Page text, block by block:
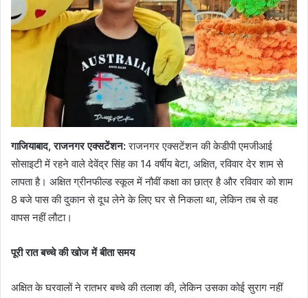
गाजियाबाद, राजनगर एक्सटेंशन:राजनगर एक्सटेंशन की केडीपी एमजीआई
सोसाइटी में रहने वाले देवेंद्र सिंह का 14 वर्षीय बेटा, अक्षित, रविवार देर शाम से
लापता है। अक्षित ग्रीनफील्ड स्कूल में नौवीं कक्षा का छात्र है और रविवार को शाम
8 बजे पास की दुकान से दूध लेने के लिए घर से निकला था, लेकिन तब से वह
वापस नहीं लौटा।
पूरी रात बच्चे की खोज में बीता समय
अक्षित के घरवालों ने रातभर बच्चे की तलाश की, लेकिन उसका कोई सुराग नहीं